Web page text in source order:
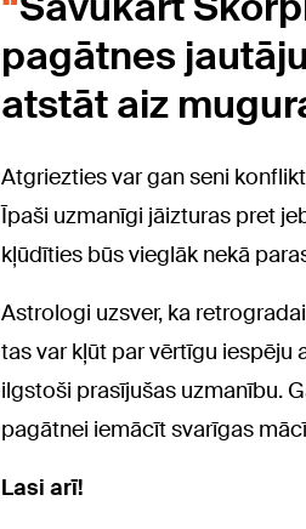
pagātnes
atstāt aiz
Atgriezties var gan seni
Īpaši uzmanīgi jāizturas pret
kļūdīties būs vieglāk nekā
Astrologi uzsver, ka
tas var kļūt par vērtīgu iespēju
ilgstoši prasījušas uzmanību.
pagātnei iemācīt svarīgas
Lasi arī!